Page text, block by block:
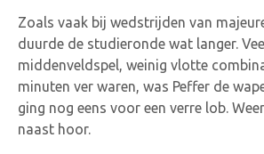
Zoals vaak bij wedstrijden van
duurde de studieronde wat langer.
middenveldspel, weinig vlotte
minuten ver waren, was Peffer de
ging nog eens voor een verre lob.
naast hoor.